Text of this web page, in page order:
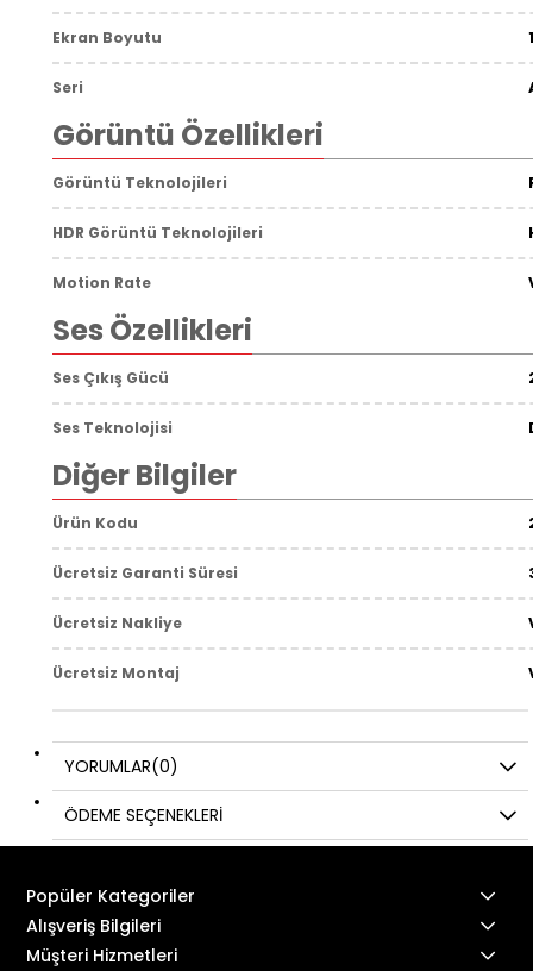
Ekran Boyutu
Seri
Görüntü Özellikleri
Görüntü Teknolojileri
HDR Görüntü Teknolojileri
Motion Rate
Ses Özellikleri
Ses Çıkış Gücü
Ses Teknolojisi
Diğer Bilgiler
Ürün Kodu
Ücretsiz Garanti Süresi
Ücretsiz Nakliye
Ücretsiz Montaj
YORUMLAR(0)
ÖDEME SEÇENEKLERI
Popüler Kategoriler
Alışveriş Bilgileri
Müşteri Hizmetleri